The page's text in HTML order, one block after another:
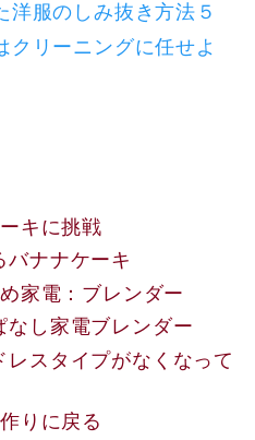
洋服のしみ抜き方法５
クリーニングに任せよ
キに挑戦
バナナケーキ
家電：ブレンダー
なし家電ブレンダー
レスタイプがなくなって
りに戻る